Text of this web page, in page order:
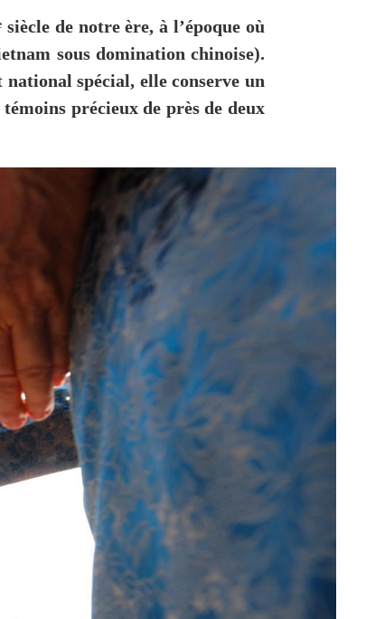
de notre ère, à l’époque où
sous domination chinoise).
spécial, elle conserve un
précieux de près de deux